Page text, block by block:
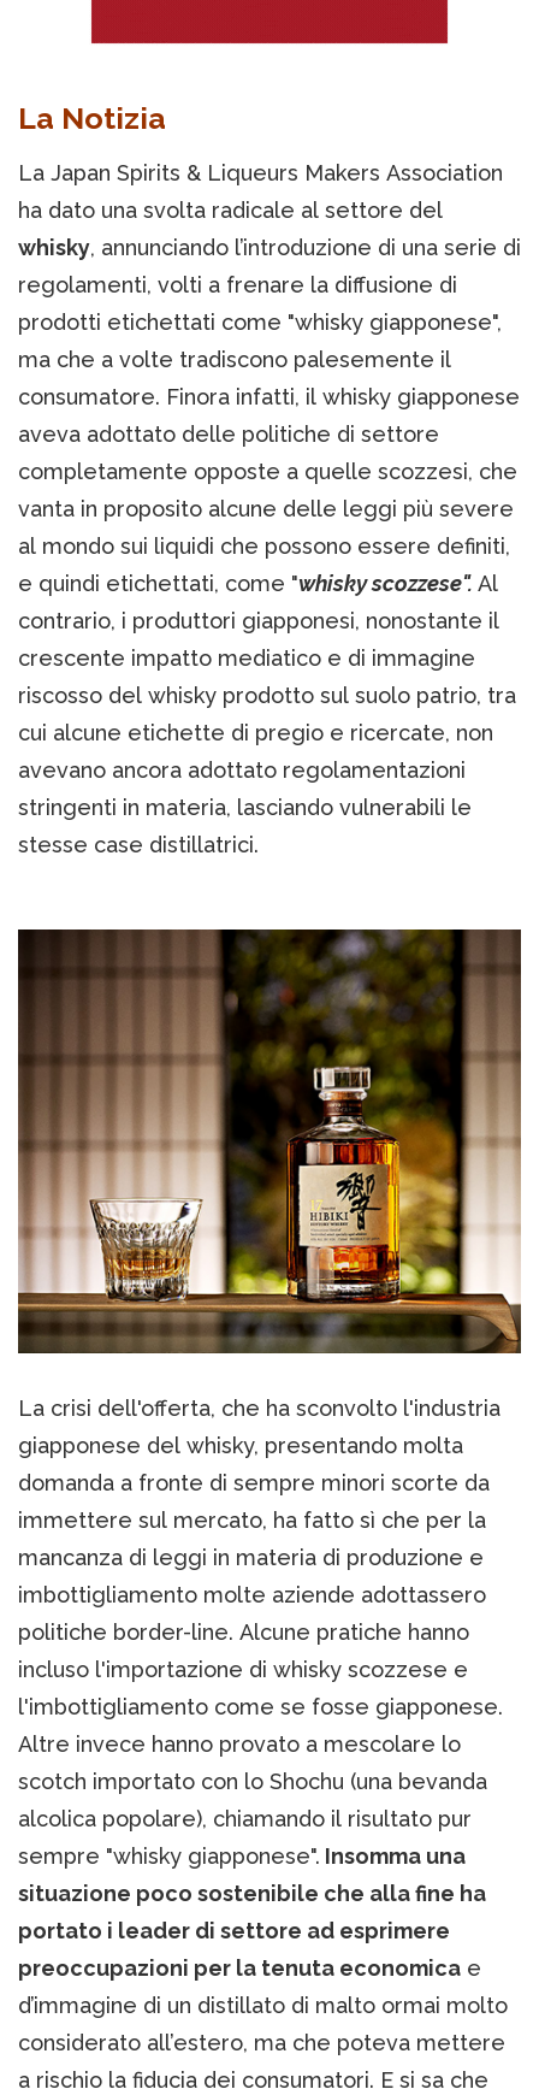
La Notizia
La Japan Spirits & Liqueurs Makers Association
ha dato una svolta radicale al settore del
whisky, annunciando l’introduzione di una serie di
regolamenti, volti a frenare la diffusione di
prodotti etichettati come "whisky giapponese",
ma che a volte tradiscono palesemente il
consumatore. Finora infatti, il whisky giapponese
aveva adottato delle politiche di settore
completamente opposte a quelle scozzesi, che
vanta in proposito alcune delle leggi più severe
al mondo sui liquidi che possono essere definiti,
e quindi etichettati, come "whisky scozzese". Al
contrario, i produttori giapponesi, nonostante il
crescente impatto mediatico e di immagine
riscosso del whisky prodotto sul suolo patrio, tra
cui alcune etichette di pregio e ricercate, non
avevano ancora adottato regolamentazioni
stringenti in materia, lasciando vulnerabili le
stesse case distillatrici.
La crisi dell'offerta, che ha sconvolto l'industria
giapponese del whisky, presentando molta
domanda a fronte di sempre minori scorte da
immettere sul mercato, ha fatto sì che per la
mancanza di leggi in materia di produzione e
imbottigliamento molte aziende adottassero
politiche border-line. Alcune pratiche hanno
incluso l'importazione di whisky scozzese e
l'imbottigliamento come se fosse giapponese.
Altre invece hanno provato a mescolare lo
scotch importato con lo Shochu (una bevanda
alcolica popolare), chiamando il risultato pur
sempre "whisky giapponese". Insomma una
situazione poco sostenibile che alla fine ha
portato i leader di settore ad esprimere
preoccupazioni per la tenuta economica e
d’immagine di un distillato di malto ormai molto
considerato all’estero, ma che poteva mettere
a rischio la fiducia dei consumatori. E si sa che